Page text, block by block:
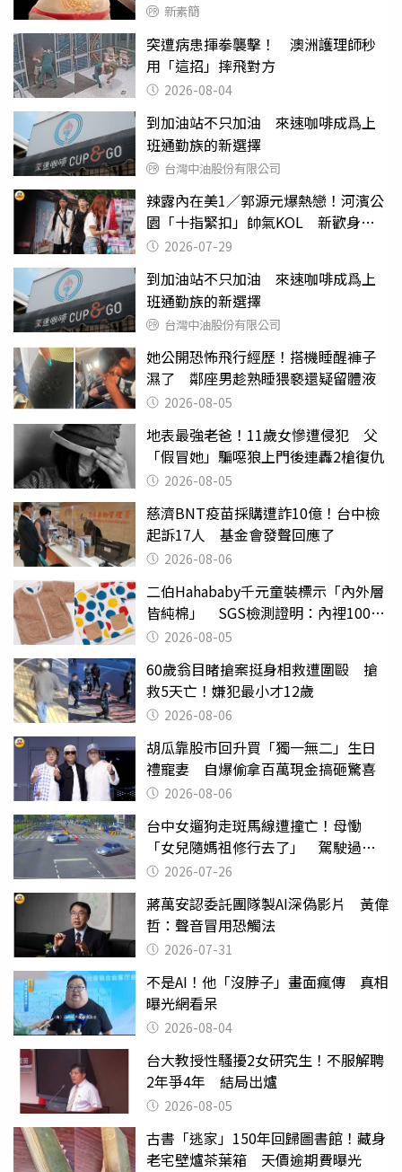
新素簡
突遭病患揮拳襲擊！ 澳洲護理師秒
用「這招」摔飛對方
2026-08-04
到加油站不只加油 來速咖啡成爲上
班通勤族的新選擇
台灣中油股份有限公司
辣露內在美1／郭源元爆熱戀！河濱公
園「十指緊扣」帥氣KOL 新歡身份
曝光2026-07-29
到加油站不只加油 來速咖啡成爲上
班通勤族的新選擇
台灣中油股份有限公司
她公開恐怖飛行經歷！搭機睡醒褲子
濕了 鄰座男趁熟睡猥褻還疑留體液
2026-08-05
地表最強老爸！11歲女慘遭侵犯 父
「假冒她」騙噁狼上門後連轟2槍復仇
2026-08-05
慈濟BNT疫苗採購遭詐10億！台中檢
起訴17人 基金會發聲回應了
2026-08-06
二伯Hahababy千元童裝標示「內外層
皆純棉」 SGS檢測證明：內裡100%
聚酯纖維
2026-08-05
60歲翁目睹搶案挺身相救遭圍毆 搶
救5天亡！嫌犯最小才12歲
2026-08-06
胡瓜靠股市回升買「獨一無二」生日
禮寵妻 自爆偷拿百萬現金搞砸驚喜
2026-08-06
台中女遛狗走斑馬線遭撞亡！母慟
「女兒隨媽祖修行去了」 駕駛過失
致死判9月
2026-07-26
蔣萬安認委託團隊製AI深偽影片 黃偉
哲：聲音冒用恐觸法
2026-07-31
不是AI！他「沒脖子」畫面瘋傳 真相
曝光網看呆
2026-08-04
台大教授性騷擾2女研究生！不服解聘
2年爭4年 結局出爐
2026-08-05
古書「逃家」150年回歸圖書館！藏身
老宅壁爐茶葉箱 天價逾期費曝光